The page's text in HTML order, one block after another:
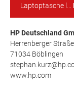
Laptoptasche l…
HP Deutschland
Herrenberger
71034 Böblingen
www.hp.com